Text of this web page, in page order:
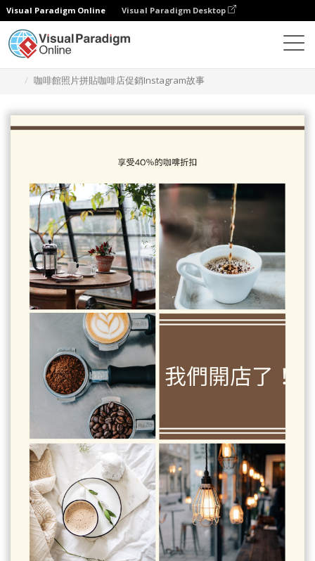
Visual Paradigm Online Visual Paradigm Desktop
咖啡館照片拼貼咖啡店促銷Instagram故事